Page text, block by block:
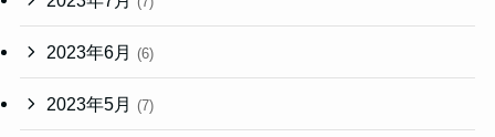
2023年6月 (6)
2023年5月 (7)